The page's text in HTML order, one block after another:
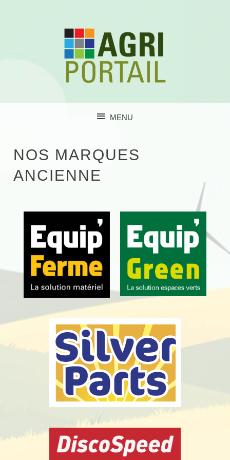
MENU
NOS MARQUES
ANCIENNE